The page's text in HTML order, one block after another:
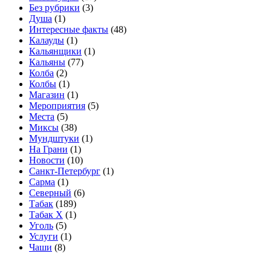
Без рубрики (3)
Душа (1)
Интересные факты (48)
Калауды (1)
Кальянщики (1)
Кальяны (77)
Колба (2)
Колбы (1)
Магазин (1)
Мероприятия (5)
Места (5)
Миксы (38)
Мундштуки (1)
На Грани (1)
Новости (10)
Санкт-Петербург (1)
Сарма (1)
Северный (6)
Табак (189)
Табак X (1)
Уголь (5)
Услуги (1)
Чаши (8)